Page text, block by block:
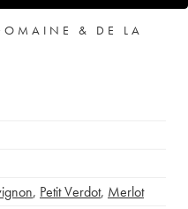
& DE LA
, Petit Verdot, Merlot